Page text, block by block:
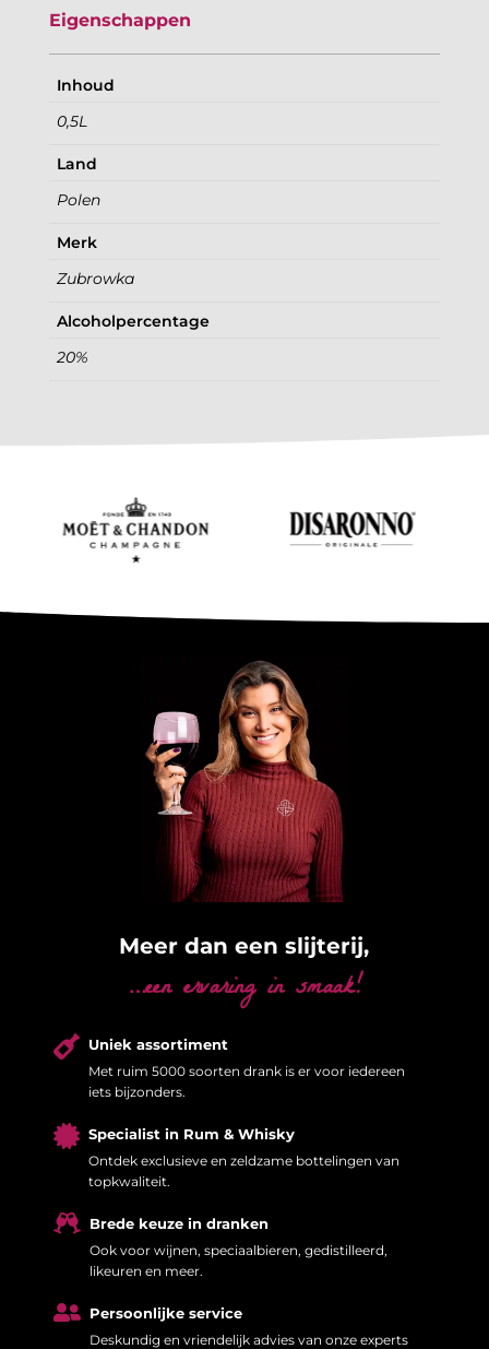
Eigenschappen
Inhoud
0,5L
Land
Polen
Merk
Zubrowka
Alcoholpercentage
20%
Meer dan een slijterij,
…een ervaring in smaak!
 Uniek assortiment
Met ruim 5000 soorten drank is er voor iedereen
iets bijzonders.
 Specialist in Rum & Whisky
Ontdek exclusieve en zeldzame bottelingen van
topkwaliteit.
 Brede keuze in dranken
Ook voor wijnen, speciaalbieren, gedistilleerd,
likeuren en meer.
 Persoonlijke service
Deskundig en vriendelijk advies van onze experts